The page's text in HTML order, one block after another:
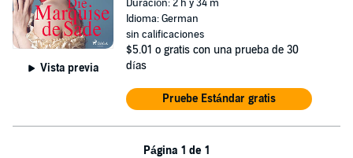
Vista previa
Duración: 2 h y 34 m
Idioma: German
sin calificaciones
$5.01 o gratis con una prueba de 30
días
Pruebe Estándar gratis
Página 1 de 1